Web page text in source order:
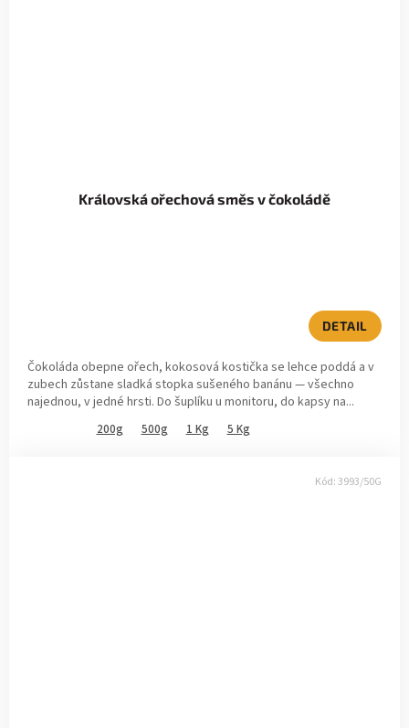
Královská ořechová směs v čokoládě
5
hvězdiček.
DETAIL
Čokoláda obepne ořech, kokosová kostička se lehce poddá a v
zubech zůstane sladká stopka sušeného banánu — všechno
najednou, v jedné hrsti. Do šuplíku u monitoru, do kapsy na...
200g 500g 1 Kg 5 Kg
Kód:3993/50G